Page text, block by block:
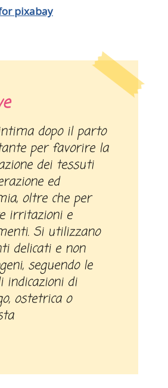
pixabay
per favorire la
dei tessuti
ed
oltre che per
irritazioni e
Si utilizzano
delicati e non
seguendo le
indicazioni di
ostetrica o